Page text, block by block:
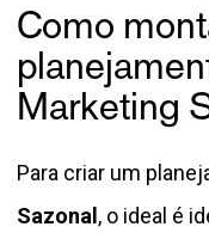
Como
Marketing
Para criar um
Sazonal , o ideal é